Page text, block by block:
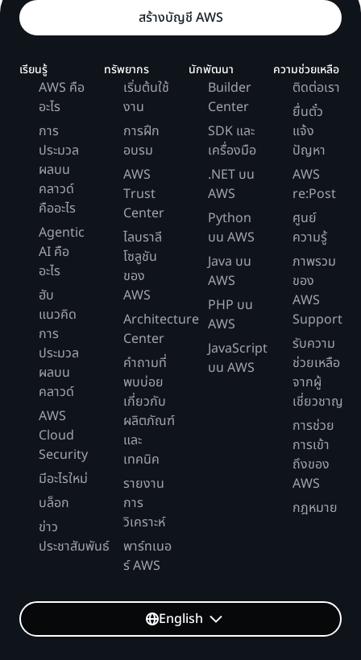
สร้างบัญชี AWS
เรียนรู้
AWS คือ
อะไร
การ
ประมวล
ผลบน
คลาวด์
คืออะไร
Agentic
AI คือ
อะไร
ฮับ
แนวคิด
การ
ประมวล
ผลบน
คลาวด์
AWS
Cloud
Security
มีอะไรใหม่
บล็อก
ข่าว
ประชาสัมพันธ์
ทรัพยากร
เริ่มต้นใช้
งาน
การฝึก
อบรม
AWS
Trust
Center
ไลบราลี
โซลูชัน
ของ
AWS
Architecture
Center
คำถามที่
พบบ่อย
เกี่ยวกับ
ผลิตภัณฑ์
และ
เทคนิค
รายงาน
การ
วิเคราะห์
พาร์ทเนอ
ร์ AWS
นักพัฒนา
Builder
Center
SDK และ
เครื่องมือ
.NET บน
AWS
Python
บน AWS
Java บน
AWS
PHP บน
AWS
JavaScript
บน AWS
ความช่วยเหลือ
ติดต่อเรา
ยื่นตั๋ว
แจ้ง
ปัญหา
AWS
re:Post
ศูนย์
ความรู้
ภาพรวม
ของ
AWS
Support
รับความ
ช่วยเหลือ
จากผู้
เชี่ยวชาญ
การช่วย
การเข้า
ถึงของ
AWS
กฎหมาย
English